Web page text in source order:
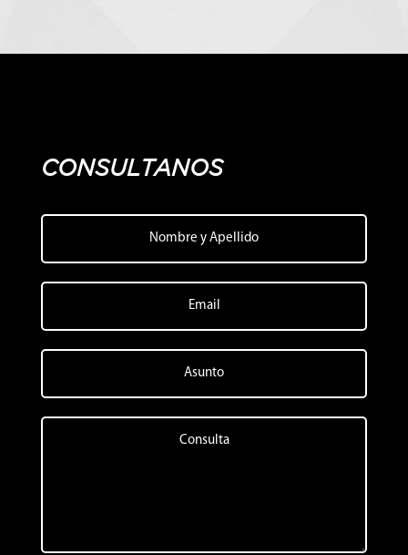
CONSULTANOS